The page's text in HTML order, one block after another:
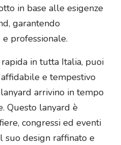
in base alle esigenze
garantendo
e professionale.
in tutta Italia, puoi
e tempestivo
arrivino in tempo
Questo lanyard è
congressi ed eventi
suo design raffinato e